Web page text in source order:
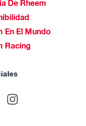
De Rheem
En El Mundo
Racing